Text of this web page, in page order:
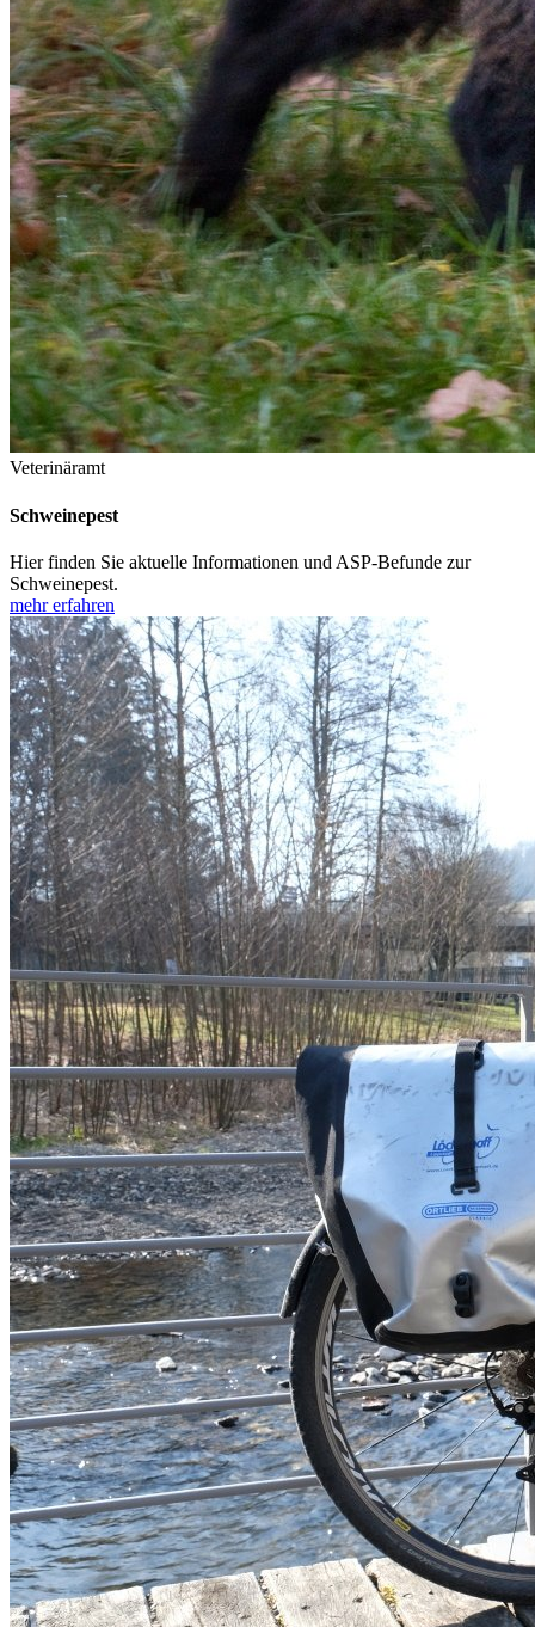
Veterinäramt
Schweinepest
Hier finden Sie aktuelle Informationen und ASP-Befunde zur
Schweinepest.
mehr erfahren